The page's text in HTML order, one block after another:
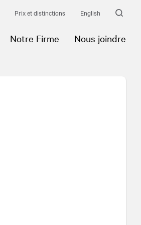
Prix et distinctions English
Notre Firme Nous joindre